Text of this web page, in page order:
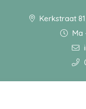
Kerkstraat
Ma